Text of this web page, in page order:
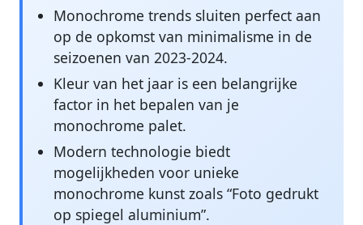
Monochrome trends sluiten perfect aan
op de opkomst van minimalisme in de
seizoenen van 2023-2024.
Kleur van het jaar is een belangrijke
factor in het bepalen van je
monochrome palet.
Modern technologie biedt
mogelijkheden voor unieke
monochrome kunst zoals “Foto gedrukt
op spiegel aluminium”.